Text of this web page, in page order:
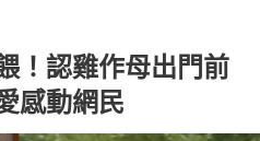
！認雞作母出門前
感動網民